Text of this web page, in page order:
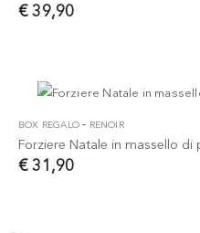
€ 39,90
BOX REGALO - RENOIR
Forziere Natale in massello
€ 31,90